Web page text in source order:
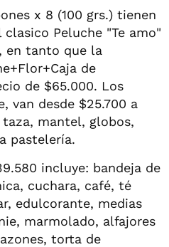
x 8 (100 grs.) tienen
Peluche "Te amo"
en tanto que la
de
de $65.000. Los
van desde $25.700 a
mantel, globos,
pastelería.
incluye: bandeja de
cuchara, café, té
edulcorante, medias
marmolado, alfajores
torta de